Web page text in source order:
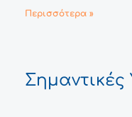
Περισσότερα »